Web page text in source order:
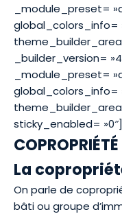
_module_preset=
global_colors_info=
_builder_version=
_module_preset=
global_colors_info=
sticky_enabled= »0″]
COPROPRIÉTÉ
La
On parle de
bâti ou groupe